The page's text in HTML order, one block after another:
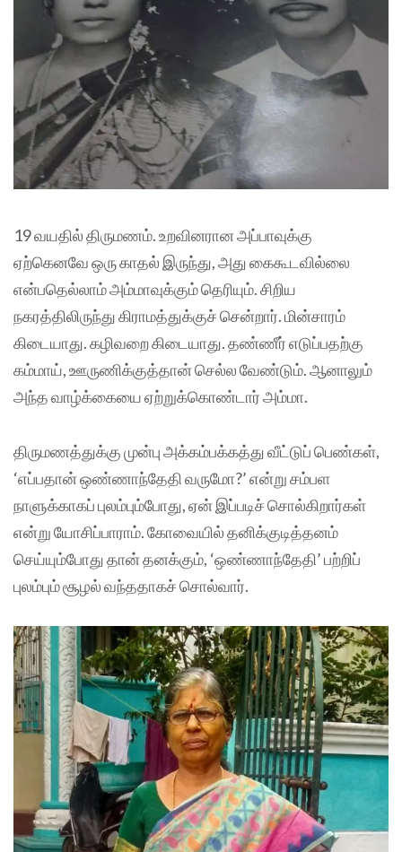
19 வயதில் திருமணம். உறவினரான அப்பாவுக்கு
ஏற்கெனவே ஒரு காதல் இருந்து, அது கைகூடவில்லை
என்பதெல்லாம் அம்மாவுக்கும் தெரியும். சிறிய
நகரத்திலிருந்து கிராமத்துக்குச் சென்றார். மின்சாரம்
கிடையாது. கழிவறை கிடையாது. தண்ணீர் எடுப்பதற்கு
கம்மாய், ஊருணிக்குத்தான் செல்ல வேண்டும். ஆனாலும்
அந்த வாழ்க்கையை ஏற்றுக்கொண்டார் அம்மா.
திருமணத்துக்கு முன்பு அக்கம்பக்கத்து வீட்டுப் பெண்கள்,
‘எப்பதான் ஒண்ணாந்தேதி வருமோ?’ என்று சம்பள
நாளுக்காகப் புலம்பும்போது, ஏன் இப்படிச் சொல்கிறார்கள்
என்று யோசிப்பாராம். கோவையில் தனிக்குடித்தனம்
செய்யும்போது தான் தனக்கும், ‘ஒண்ணாந்தேதி’ பற்றிப்
புலம்பும் சூழல் வந்ததாகச் சொல்வார்.